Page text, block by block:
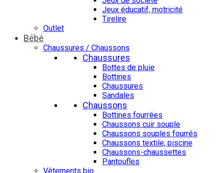
Jeux éducatif, motricité
Tirelire
Outlet
Bébé
Chaussures / Chaussons
Chaussures
Bottes de pluie
Bottines
Chaussures
Sandales
Chaussons
Bottines fourrées
Chaussons cuir souple
Chaussons souples fourrés
Chaussons textile, piscine
Chaussons-chaussettes
Pantoufles
Vêtements bio